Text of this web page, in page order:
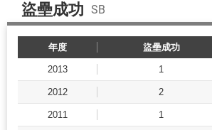
盜壘成功 SB
年度 盜壘成功
2013 1
2012 2
2011 1